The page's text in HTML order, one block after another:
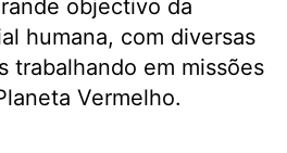
objectivo da
humana, com diversas
trabalhando em missões
Vermelho.